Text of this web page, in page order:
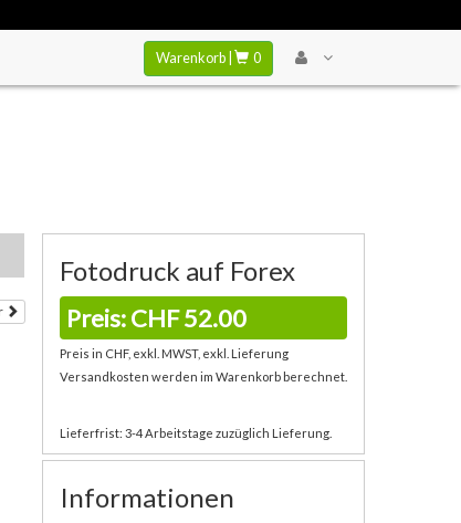
Warenkorb | 0
Fotodruck auf Forex
Preis: CHF 52.00
Preis in CHF, exkl. MWST, exkl. Lieferung
Versandkosten werden im Warenkorb berechnet.
Lieferfrist: 3-4 Arbeitstage zuzüglich Lieferung.
Informationen